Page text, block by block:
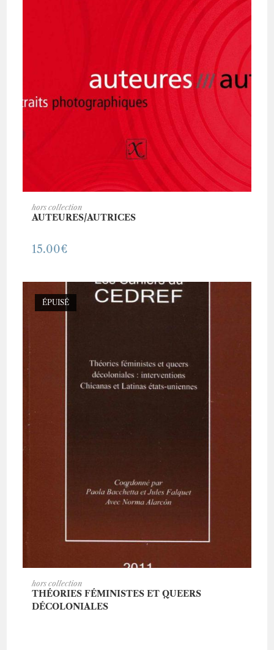
AJOUTER AU PANIER
hors collection
AUTEURES/AUTRICES
15.00€
ÉPUISÉ
AJOUTER AU PANIER
hors collection
THÉORIES FÉMINISTES ET QUEERS
DÉCOLONIALES